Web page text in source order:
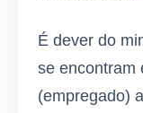
É dever do
se encontram
(empregado)